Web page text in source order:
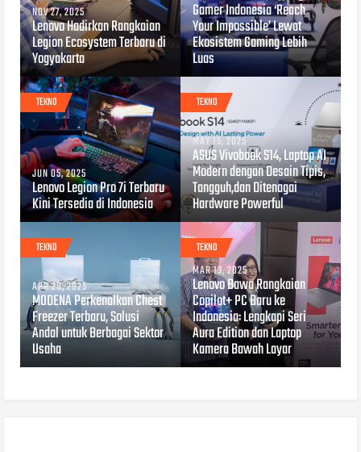
NOV 27, 2025
Lenovo Hadirkan Rangkaian
Legion Ecosystem Terbaru di
Yogyakarta
Gamer Indonesia ‘Reach
Your Impossible’ Lewat
Ekosistem Gaming Lebih
Luas
TEKNO
JUN 05, 2025
Lenovo Legion Pro 7i Terbaru
Kini Tersedia di Indonesia
TEKNO
MAY 15, 2025
ASUS Vivobook S14, Laptop AI
Modern dengan Desain Tipis,
Tangguh,dan Ditenagai
Hardware Powerful
TEKNO
APR 28, 2025
MODENA Perkenalkan Chest
Freezer Terbaru, Solusi
Andal untuk Berbagai Sektor
Usaha
TEKNO
MAR 13, 2025
Lenovo Bawa Rangkaian
Copilot+ PC Baru ke
Indonesia: Lengkapi Seri
Aura Edition dan Laptop
Kamera Bawah Layar